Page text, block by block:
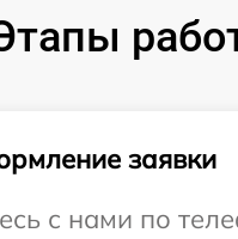
заявки
с нами по